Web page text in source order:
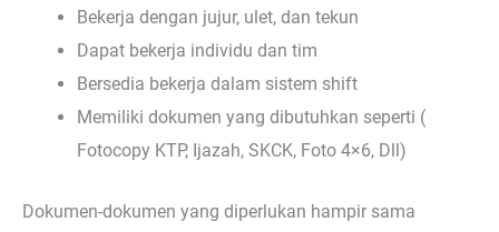
Bekerja dengan jujur, ulet, dan tekun
Dapat bekerja individu dan tim
Bersedia bekerja dalam sistem shift
Memiliki dokumen yang dibutuhkan seperti (
Fotocopy KTP, Ijazah, SKCK, Foto 4×6, Dll)
Dokumen-dokumen yang diperlukan hampir sama